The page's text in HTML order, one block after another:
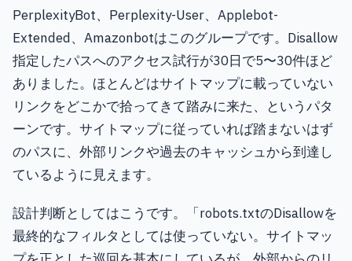
PerplexityBot、Perplexity-User、Applebot-
Extended、Amazonbotはこのグループです。Disallow
指定したパスへのアクセス試行が30日で5〜30件ほど
ありました。ほとんどはサイトマップに載っていない
リンクをどこかで拾ってきて踏みに来た、というパタ
ーンです。サイトマップに従っていれば踏まないはず
のパスに、外部リンクや過去のキャッシュから到達し
ているように見えます。
設計判断としてはこうです。「robots.txtのDisallowを
最終的なフィルタとしては使っていない。サイトマッ